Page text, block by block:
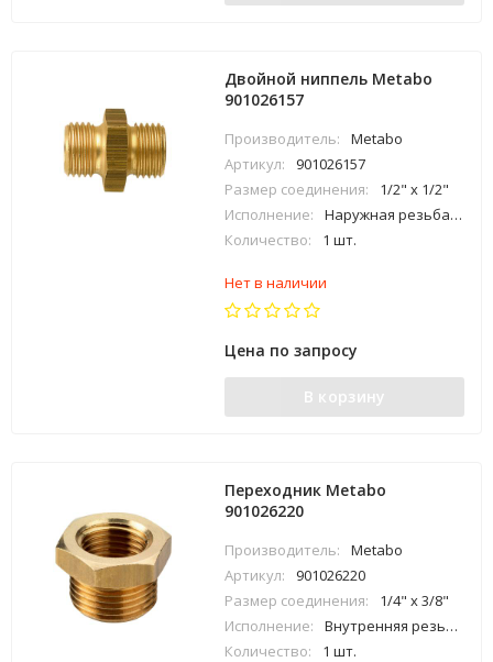
Двойной ниппель Metabo
901026157
Производитель:
Metabo
Артикул:
901026157
Размер соединения:
1/2" x 1/2"
Исполнение:
Наружная резьба х наружная резьба
Количество:
1 шт.
Нет в наличии
Цена по запросу
В корзину
Переходник Metabo
901026220
Производитель:
Metabo
Артикул:
901026220
Размер соединения:
1/4" x 3/8"
Исполнение:
Внутренняя резьба х наружная резьба
Количество:
1 шт.